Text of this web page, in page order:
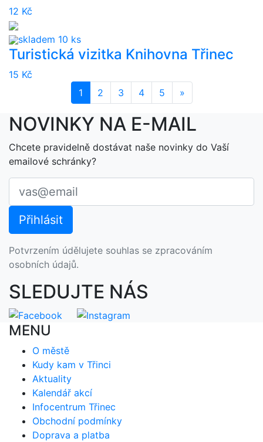
12 Kč
skladem 10 ks
Turistická vizitka Knihovna Třinec
15 Kč
1
2 3 4 5 »
NOVINKY NA E-MAIL
Chcete pravidelně dostávat naše novinky do Vaší
emailové schránky?
Potvrzením údělujete souhlas se zpracováním
osobních údajů.
SLEDUJTE NÁS
MENU
O městě
Kudy kam v Třinci
Aktuality
Kalendář akcí
Infocentrum Třinec
Obchodní podmínky
Doprava a platba